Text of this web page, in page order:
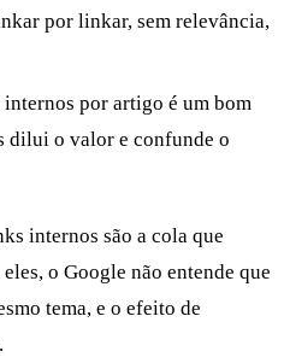
por linkar, sem relevância,
por artigo é um bom
dilui o valor e confunde o
internos são a cola que
o Google não entende que
tema, e o efeito de